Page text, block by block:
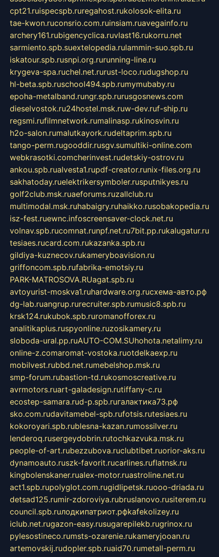
cpt21.ruispecspb.ruregahost.rukolosok-elita.ru
tae-kwon.ruconsrio.com.ruinsiam.ruavegainfo.ru
archery161.rubigencyclica.ruvlast16.rukorru.net
sarmiento.spb.suextelopedia.rulammin-suo.spb.ru
iskatour.spb.rusnpi.org.rurunning-line.ru
krygeva-spa.ruchel.net.rurust-loco.rudugshop.ru
hl-beta.spb.ruschool494.spb.rumymubaby.ru
epoha-metalband.rungr.spb.rurusgosnews.com
dieselvostok.ru24hostel.msk.ruw-dev.ruf-ship.ru
regsmi.rufilmnetwork.rumalinasp.rukinosvin.ru
h2o-salon.rumalutkayork.rudeltaprim.spb.ru
tango-perm.rugooddir.rusgv.sumultiki-online.com
webkrasotki.comcherinvest.rudetskiy-ostrov.ru
ankou.spb.rualvesta1.rupdf-creator.runix-files.org.ru
sakhatoday.ruelektrikersymboler.rusputnikyes.ru
golf2club.msk.ruaeforums.ruzallclub.ru
multimodal.msk.ruhabaigry.ruhaikko.rusobakopedia.ru
isz-fest.ruewnc.infoscreensaver-clock.net.ru
volnav.spb.rucomnat.runpf.net.ru7bit.pp.rukalugatur.ru
tesiaes.rucard.com.rukazanka.spb.ru
gildiya-kuznecov.rukameryboavision.ru
griffoncom.spb.rufabrika-emotsiy.ru
PARK-MATROSOVA.RUagat.spb.ru
avtoyurist-moskva1.ruhardware.org.ruсхема-авто.рф
dg-lab.ruangrup.rurecruiter.spb.rumusic8.spb.ru
krsk124.rukubok.spb.ruromanofforex.ru
analitikaplus.ruspyonline.ruzosikamery.ru
sloboda-ural.pp.ruAUTO-COM.SUhohota.netalimy.ru
online-z.comaromat-vostoka.ruotdelkaexp.ru
mobilvest.rubbd.net.rumebelshop.msk.ru
smp-forum.rubastion-td.rukosmoscreative.ru
avrmotors.ruart-galadesign.rutiffany-c.ru
ecostep-samara.rud-p.spb.ruгалактика73.рф
sko.com.rudavitamebel-spb.rufotsis.rutesiaes.ru
kokoroyari.spb.rublesna-kazan.rumossilver.ru
lenderoq.rusergeydobrin.rutochkazvuka.msk.ru
people-of-art.rubezzubova.ruclubtibet.ruorior-aks.ru
dynamoauto.ruszk-favorit.rucarlines.ruflatnsk.ru
kingbolenskaner.rualex-motor.ruastroline.net.ru
act1.spb.rupolyglot.com.rugidlipetsk.ruooo-driada.ru
detsad125.rumir-zdoroviya.rubruslanovo.rusiterem.ru
council.spb.ruлодкипатриот.рфkafekolizey.ru
iclub.net.rugazon-easy.rusugarepilekb.rugrinox.ru
pylesostineco.rumsts-ozarenie.rukameryjooan.ru
artemovskij.rudopler.spb.ruaid70.rumetall-perm.ru